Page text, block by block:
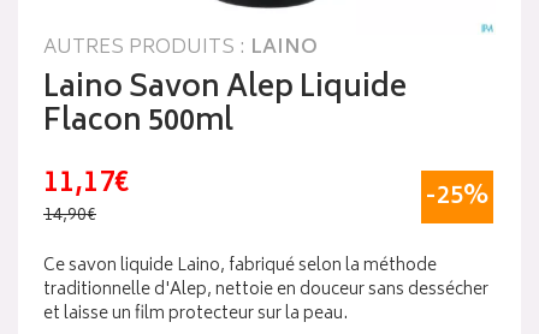
AUTRES PRODUITS : LAINO
Laino Savon Alep Liquide
Flacon 500ml
-25%
11,17€
14,90€
Ce savon liquide Laino, fabriqué selon la méthode
traditionnelle d'Alep, nettoie en douceur sans dessécher
et laisse un film protecteur sur la peau.